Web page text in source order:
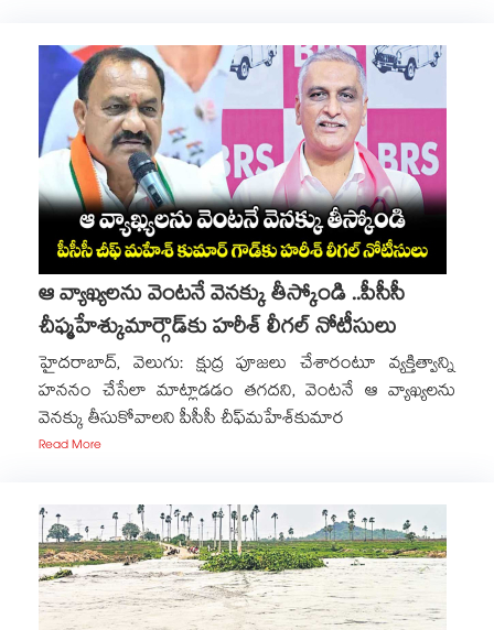
ఆ వ్యాఖ్యలను వెంటనే వెనక్కు తీస్కోండి ..పీసీసీ
చీఫ్మహేశ్కుమార్గౌడ్‌‌‌‌కు హరీశ్ లీగల్ నోటీసులు
హైదరాబాద్, వెలుగు: క్షుద్ర పూజలు చేశారంటూ వ్యక్తిత్వాన్ని
హననం చేసేలా మాట్లాడడం తగదని, వెంటనే ఆ వ్యాఖ్యలను
వెనక్కు తీసుకోవాలని పీసీసీ చీఫ్​మహేశ్​కుమార
Read More